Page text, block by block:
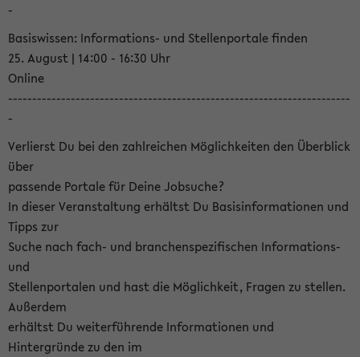
-
Basiswissen: Informations- und Stellenportale finden
25. August | 14:00 - 16:30 Uhr
Online
-----------------------------------------------------------------------
-
Verlierst Du bei den zahlreichen Möglichkeiten den Überblick
über
passende Portale für Deine Jobsuche?
In dieser Veranstaltung erhältst Du Basisinformationen und
Tipps zur
Suche nach fach- und branchenspezifischen Informations-
und
Stellenportalen und hast die Möglichkeit, Fragen zu stellen.
Außerdem
erhältst Du weiterführende Informationen und
Hintergründe zu den im